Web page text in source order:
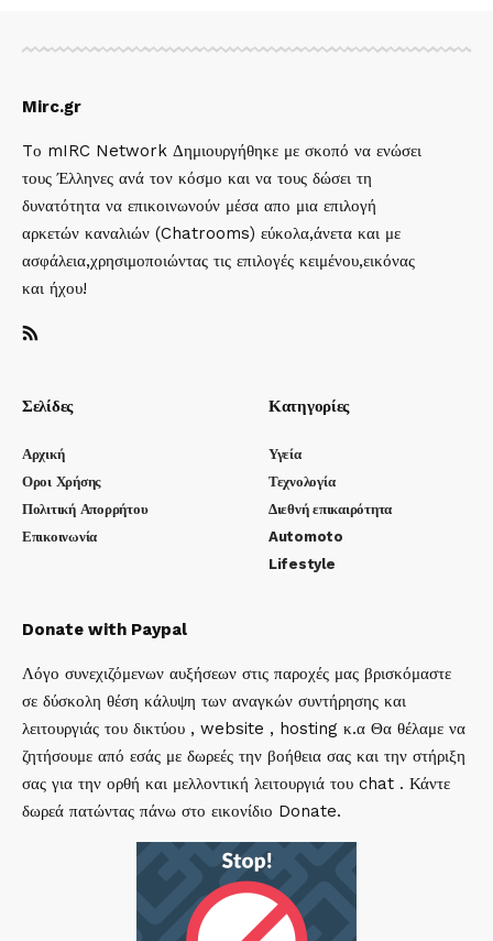
Mirc.gr
Tο mIRC Network Δημιουργήθηκε με σκοπό να ενώσει
τους Έλληνες ανά τον κόσμο και να τους δώσει τη
δυνατότητα να επικοινωνούν μέσα απο μια επιλογή
αρκετών καναλιών (Chatrooms) εύκολα,άνετα και με
ασφάλεια,χρησιμοποιώντας τις επιλογές κειμένου,εικόνας
και ήχου!
Σελίδες
Αρχική
Οροι Χρήσης
Πολιτική Απορρήτου
Επικοινωνία
Κατηγορίες
Υγεία
Τεχνολογία
Διεθνή επικαιρότητα
Automoto
Lifestyle
Donate with Paypal
Λόγο συνεχιζόμενων αυξήσεων στις παροχές μας βρισκόμαστε
σε δύσκολη θέση κάλυψη των αναγκών συντήρησης και
λειτουργιάς του δικτύου , website , hosting κ.α Θα θέλαμε να
ζητήσουμε από εσάς με δωρεές την βοήθεια σας και την στήριξη
σας για την ορθή και μελλοντική λειτουργιά του chat . Κάντε
δωρεά πατώντας πάνω στο εικονίδιο Donate.